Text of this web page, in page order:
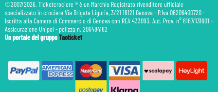
©2007/2026. Ticketcrociere ® è un Marchio Registrato rivenditore ufficiale
specializzato in crociere Via Brigata Liguria, 3/21 16121 Genova - P.Iva 06206400720 -
Iscritta alla Camera di Commercio di Genova con REA 433093. Aut. Prov. n° 6167/131601 -
Assicurazione Unipol - polizza n. 206484182
Un portale del gruppoTaoticket